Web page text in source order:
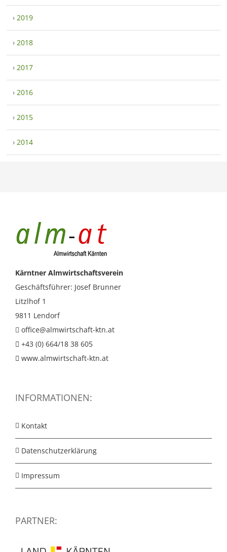
›2019
›2018
›2017
›2016
›2015
›2014
Kärntner Almwirtschaftsverein
Geschäftsführer: Josef Brunner
Litzlhof 1
9811 Lendorf
office@almwirtschaft-ktn.at
+43 (0) 664/18 38 605
www.almwirtschaft-ktn.at
INFORMATIONEN:
Kontakt
Datenschutzerklärung
Impressum
PARTNER: